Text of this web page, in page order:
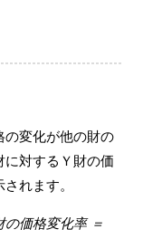
変化が他の財の
に対するＹ財の価
れます。
の価格変化率 ＝